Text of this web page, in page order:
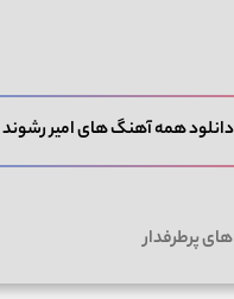
دانلود همه آهنگ های امیر رشوند
پرطرفدار